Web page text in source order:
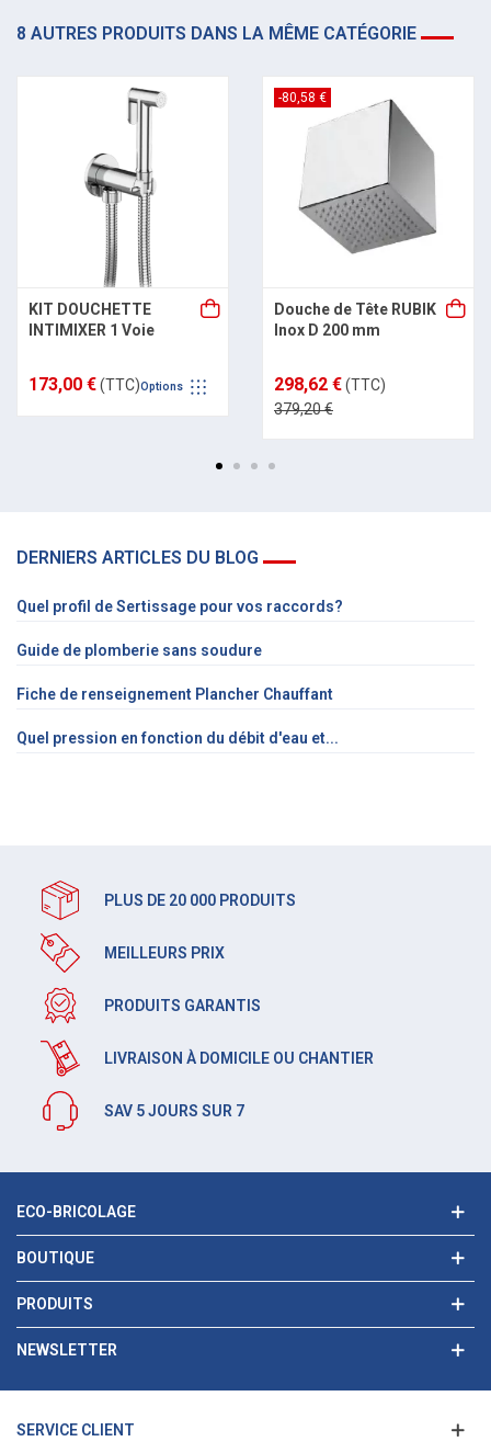
8 AUTRES PRODUITS DANS LA MÊME CATÉGORIE
KIT DOUCHETTE
INTIMIXER 1 Voie
173,00 €(TTC)Options
-80,58 €
Douche de Tête RUBIK
Inox D 200 mm
298,62 €(TTC)
379,20 €
DERNIERS ARTICLES DU BLOG
Quel profil de Sertissage pour vos raccords?
Guide de plomberie sans soudure
Fiche de renseignement Plancher Chauffant
Quel pression en fonction du débit d'eau et...
PLUS DE 20 000 PRODUITS
MEILLEURS PRIX
PRODUITS GARANTIS
LIVRAISON À DOMICILE OU CHANTIER
SAV 5 JOURS SUR 7
ECO-BRICOLAGE
BOUTIQUE
PRODUITS
NEWSLETTER
SERVICE CLIENT